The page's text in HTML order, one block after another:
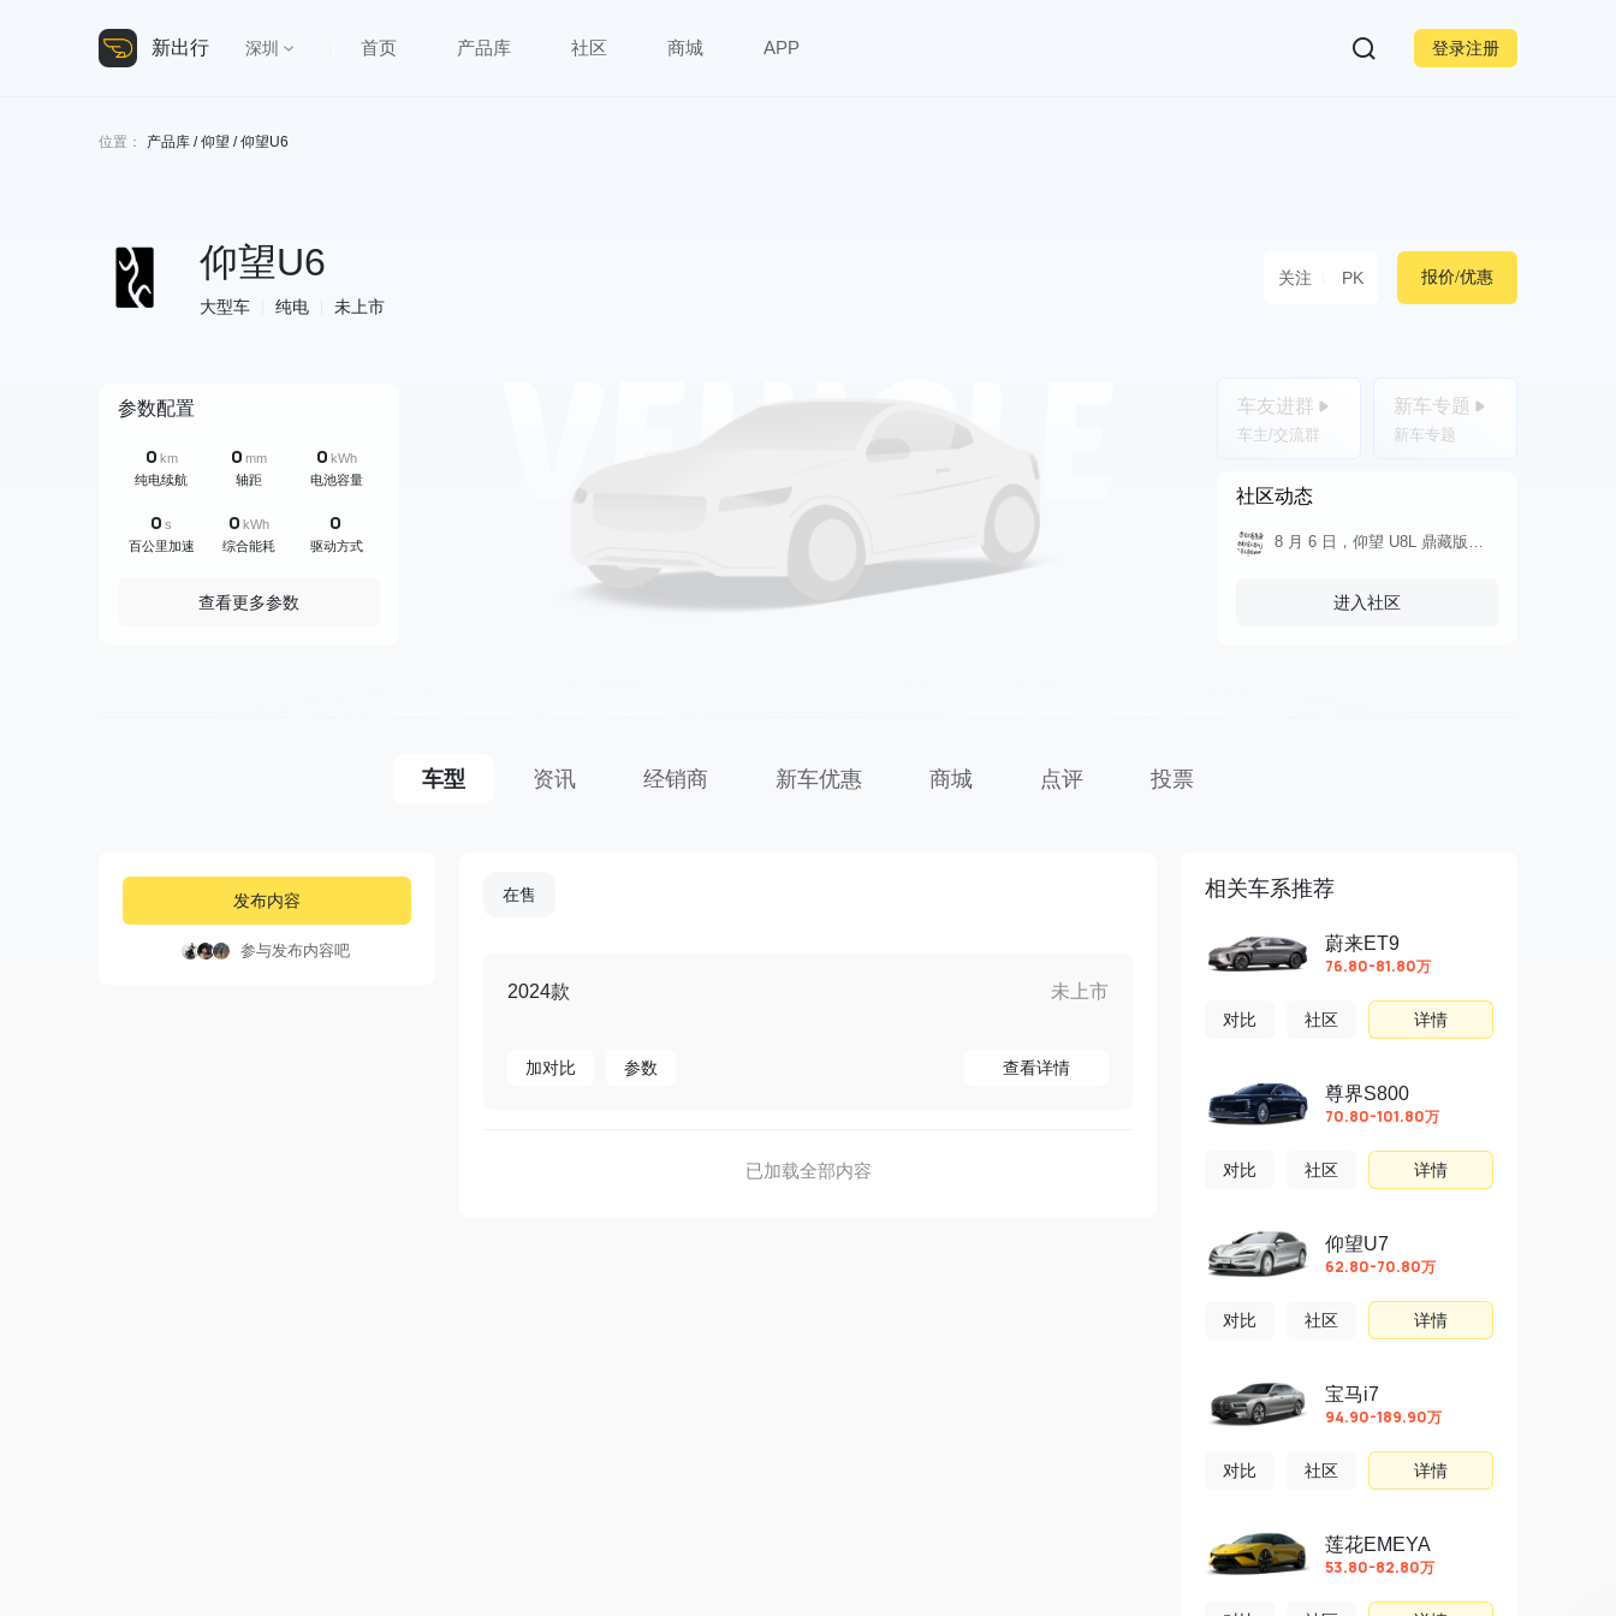
新出行 深圳 首页 产品库 社区 商城 APP 登录注册
位置： 产品库 /仰望 / 仰望U6
仰望U6
大型车 纯电 未上市
关注 PK 报价/优惠
参数配置
0 km
纯电续航
0 mm
轴距
0 kWh
电池容量
0 s
百公里加速
0 kWh
综合能耗
0
驱动方式
查看更多参数
车友进群
车主/交流群
新车专题
新车专题
社区动态
8 月 6 日，仰望 U8L 鼎藏版正式上市，新款车型售价 145.8 万元。外观方面，仰望 U8L 鼎藏版延续了鼎型矩阵大灯设计、甲骨文黄金车标等“鼎”级设计
进入社区
车型 资讯 经销商 新车优惠 商城 点评 投票
发布内容
参与发布内容吧
在售
2024款 未上市
加对比 参数 查看详情
已加载全部内容
相关车系推荐
蔚来ET9
76.80-81.80万
对比 社区 详情
尊界S800
70.80-101.80万
对比 社区 详情
仰望U7
62.80-70.80万
对比 社区 详情
宝马i7
94.90-189.90万
对比 社区 详情
莲花EMEYA
53.80-82.80万